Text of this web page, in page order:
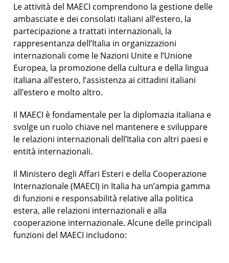
Le attività del MAECI comprendono la gestione delle
ambasciate e dei consolati italiani all’estero, la
partecipazione a trattati internazionali, la
rappresentanza dell’Italia in organizzazioni
internazionali come le Nazioni Unite e l’Unione
Europea, la promozione della cultura e della lingua
italiana all’estero, l’assistenza ai cittadini italiani
all’estero e molto altro.
Il MAECI è fondamentale per la diplomazia italiana e
svolge un ruolo chiave nel mantenere e sviluppare
le relazioni internazionali dell’Italia con altri paesi e
entità internazionali.
Il Ministero degli Affari Esteri e della Cooperazione
Internazionale (MAECI) in Italia ha un’ampia gamma
di funzioni e responsabilità relative alla politica
estera, alle relazioni internazionali e alla
cooperazione internazionale. Alcune delle principali
funzioni del MAECI includono: